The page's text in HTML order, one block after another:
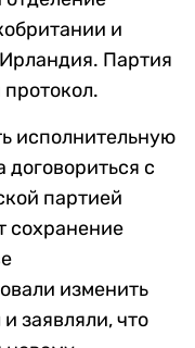
и
Партия
исполнительную
с
партией
сохранение
изменить
заявляли, что